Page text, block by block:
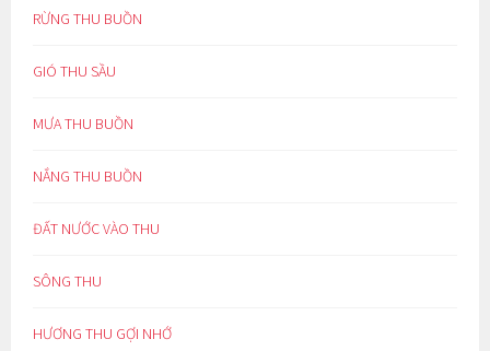
RỪNG THU BUỒN
GIÓ THU SẦU
MƯA THU BUỒN
NẮNG THU BUỒN
ĐẤT NƯỚC VÀO THU
SÔNG THU
HƯƠNG THU GỢI NHỚ